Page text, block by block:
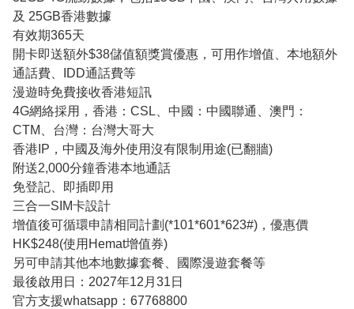
及 25GB香港數據
有效期365天
開卡即送額外$38儲值額獎賞優惠，可用作增值、本地額外
通話費、IDD通話費等
漫遊時免費接收香港短訊
4G網絡採用，香港：CSL、中國：中國聯通、澳門：
CTM、台灣：台灣大哥大
香港IP，中國及海外使用沒有限制用途(已翻牆)
附送2,000分鐘香港本地通話
免登記、即插即用
三合一SIM卡設計
增值後可循環申請相同計劃(*101*601*623#)，優惠價
HK$248(使用Hemat增值券)
另可申請其他本地數據套餐、國際漫遊套餐等
最後啟用日：2027年12月31日
官方支援whatsapp：67768800